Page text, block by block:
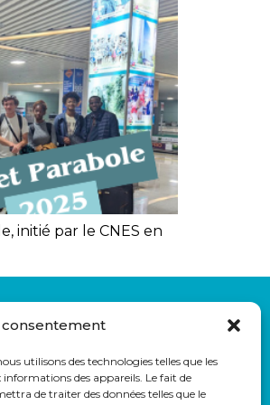
utilisons des technologies telles que les
des appareils. Le fait de
de traiter des données telles que le
initié par le CNES en